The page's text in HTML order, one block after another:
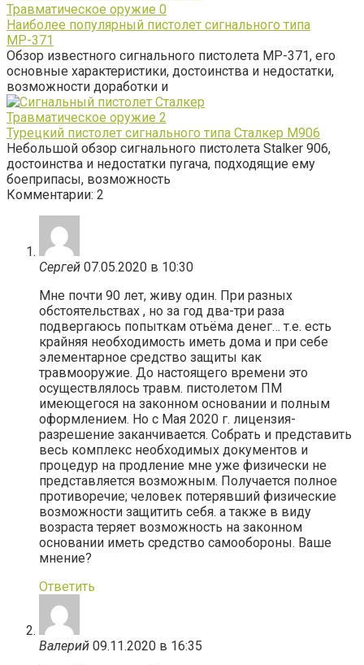
Травматическое оружие 0
Наиболее популярный пистолет сигнального типа
МР-371
Обзор известного сигнального пистолета МР-371, его
основные характеристики, достоинства и недостатки,
возможности доработки и
Травматическое оружие 2
Турецкий пистолет сигнального типа Сталкер М906
Небольшой обзор сигнального пистолета Stalker 906,
достоинства и недостатки пугача, подходящие ему
боеприпасы, возможность
Комментарии: 2
Сергей 07.05.2020 в 10:30
Мне почти 90 лет, живу один. При разных
обстоятельствах , но за год два-три раза
подвергаюсь попыткам отьёма денег… т.е. есть
крайняя необходимость иметь дома и при себе
элементарное средство защиты как
травмооружие. До настоящего времени это
осуществлялось травм. пистолетом ПМ
имеющегося на законном основании и полным
оформлением. Но с Мая 2020 г. лицензия-
разрешение заканчивается. Собрать и представить
весь комплекс необходимых документов и
процедур на продление мне уже физически не
представляется возможным. Получается полное
противоречие; человек потерявший физические
возможности защитить себя. а также в виду
возраста теряет возможность на законном
основании иметь средство самообороны. Ваше
мнение?
Ответить
Валерий 09.11.2020 в 16:35